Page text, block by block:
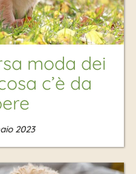
moda dei
c’è da
2023